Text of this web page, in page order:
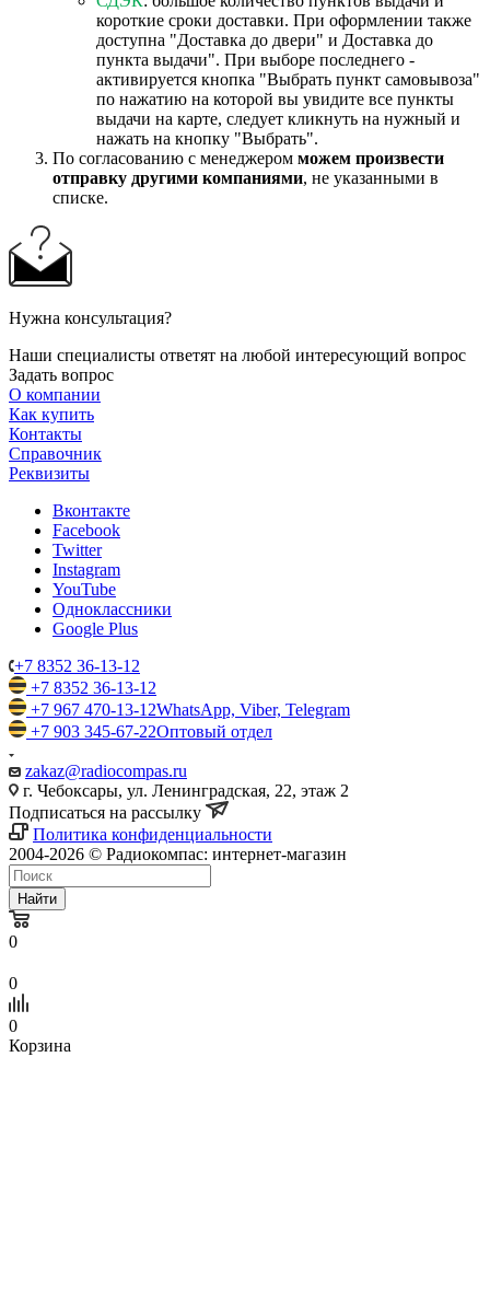
короткие сроки доставки. При оформлении также
доступна "Доставка до двери" и Доставка до
пункта выдачи". При выборе последнего -
активируется кнопка "Выбрать пункт самовывоза"
по нажатию на которой вы увидите все пункты
выдачи на карте, следует кликнуть на нужный и
нажать на кнопку "Выбрать".
По согласованию с менеджером можем произвести
отправку другими компаниями, не указанными в
списке.
Нужна консультация?
Наши специалисты ответят на любой интересующий вопрос
Задать вопрос
О компании
Как купить
Контакты
Справочник
Реквизиты
Вконтакте
Facebook
Twitter
Instagram
YouTube
Одноклассники
Google Plus
+7 8352 36-13-12
+7 8352 36-13-12
+7 967 470-13-12WhatsApp, Viber, Telegram
+7 903 345-67-22Оптовый отдел
zakaz@radiocompas.ru
г. Чебоксары, ул. Ленинградская, 22, этаж 2
Подписаться на рассылку
Политика конфиденциальности
2004-2026 © Радиокомпас: интернет-магазин
Найти
0
0
0
Корзина